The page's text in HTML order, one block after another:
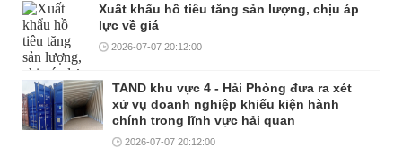
Xuất khẩu hồ tiêu tăng sản lượng, chịu áp
lực về giá
2026-07-07 20:12:00
TAND khu vực 4 - Hải Phòng đưa ra xét
xử vụ doanh nghiệp khiếu kiện hành
chính trong lĩnh vực hải quan
2026-07-07 20:12:00